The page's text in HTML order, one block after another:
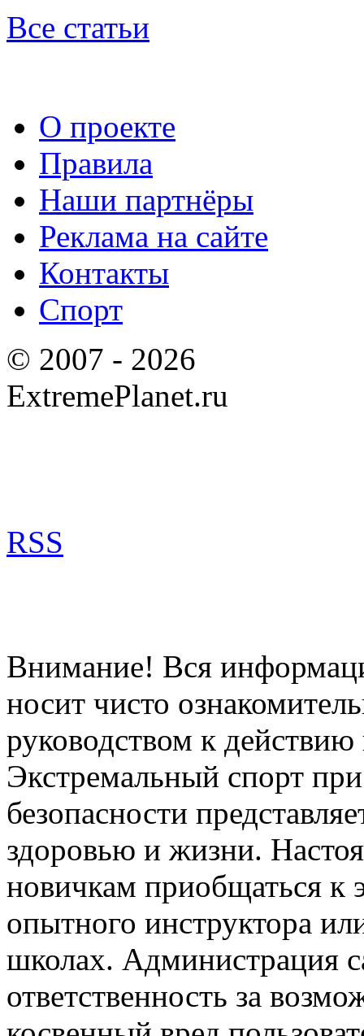
Все статьи
О проекте
Правила
Наши партнёры
Реклама на сайте
Контакты
Спорт
© 2007 - 2026
ExtremePlanet.ru
RSS
Внимание! Вся
носит чисто
руководством к
Экстремальный спорт
безопасности
здоровью и жизни.
новичкам приобщаться к
опытного инструктора
школах. Администрация
ответственность за